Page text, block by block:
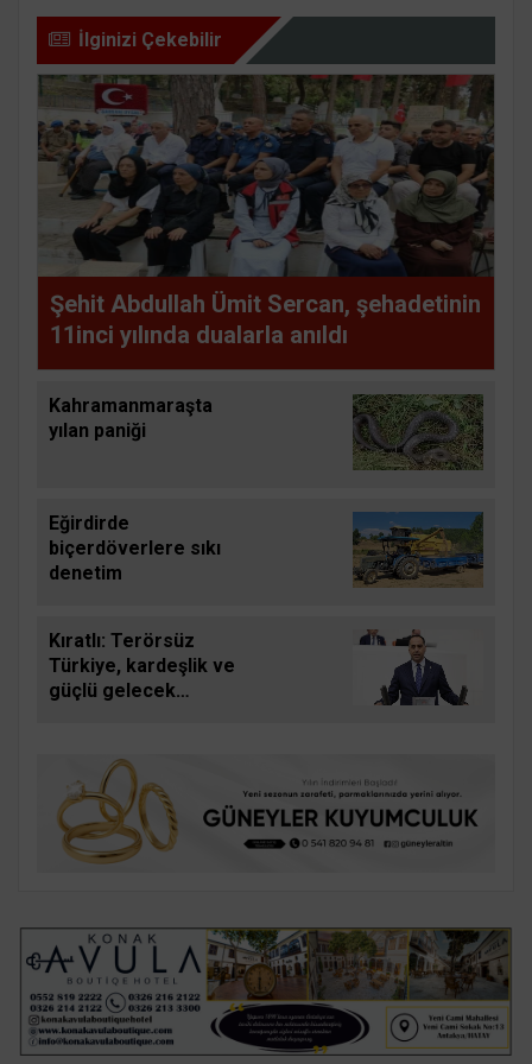
İlginizi Çekebilir
Şehit Abdullah Ümit Sercan, şehadetinin
11inci yılında dualarla anıldı
Kahramanmaraşta
yılan paniği
Eğirdirde
biçerdöverlere sıkı
denetim
Kıratlı: Terörsüz
Türkiye, kardeşlik ve
güçlü gelecek